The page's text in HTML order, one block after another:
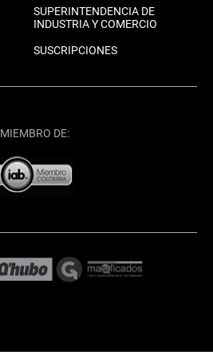
SUPERINTENDENCIA DE
INDUSTRIA Y COMERCIO
SUSCRIPCIONES
MIEMBRO DE: